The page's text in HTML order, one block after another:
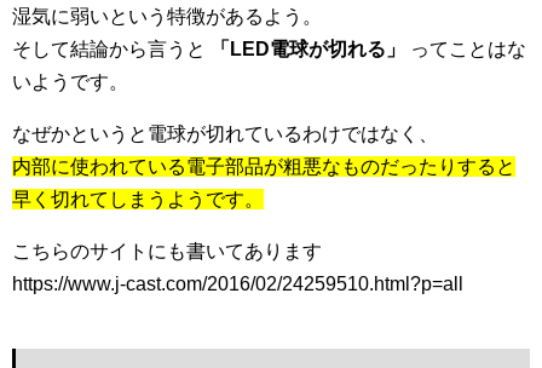
湿気に弱いという特徴があるよう。
そして結論から言うと
「LED電球が切れる」
ってことはな
いようです。
なぜかというと電球が切れているわけではなく、
内部に使われている電子部品が粗悪なものだったりすると
早く切れてしまうようです。
こちらのサイトにも書いてあります
https://www.j-cast.com/2016/02/24259510.html?p=all